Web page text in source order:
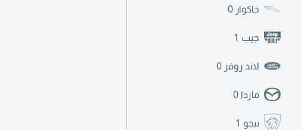
جاكوار 0
جيب 1
لاند روفر 0
مازدا 0
بيجو 1